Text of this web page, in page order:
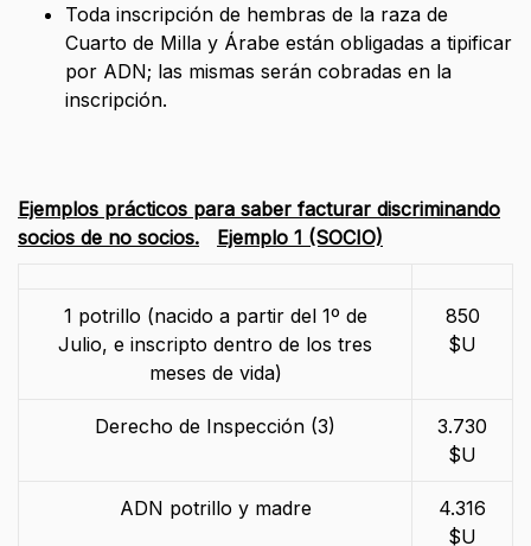
Toda inscripción de hembras de la raza de
Cuarto de Milla y Árabe están obligadas a tipificar
por ADN; las mismas serán cobradas en la
inscripción.
Ejemplos prácticos para saber facturar discriminando
socios de no socios.
Ejemplo 1 (SOCIO)
1 potrillo (nacido a partir del 1º de
Julio, e inscripto dentro de los tres
meses de vida)
850
$U
Derecho de Inspección (3)
3.730
$U
ADN potrillo y madre
4.316
$U